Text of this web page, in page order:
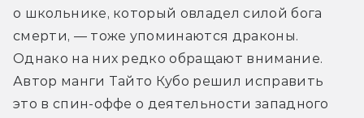
о школьнике, который овладел силой бога
смерти, — тоже упоминаются драконы.
Однако на них редко обращают внимание.
Автор манги Тайто Кубо решил исправить
это в спин-оффе о деятельности западного